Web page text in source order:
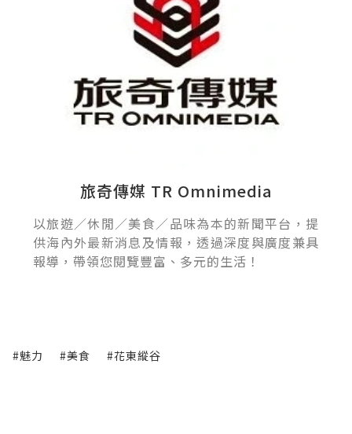
旅奇傳媒 TR Omnimedia
以旅遊／休閒／美食／品味為本的新聞平台，提
供海內外最新消息及情報，透過深度與廣度兼具
報導，帶領您閱覽豐富、多元的生活！
#魅力 #美食 #花東縱谷